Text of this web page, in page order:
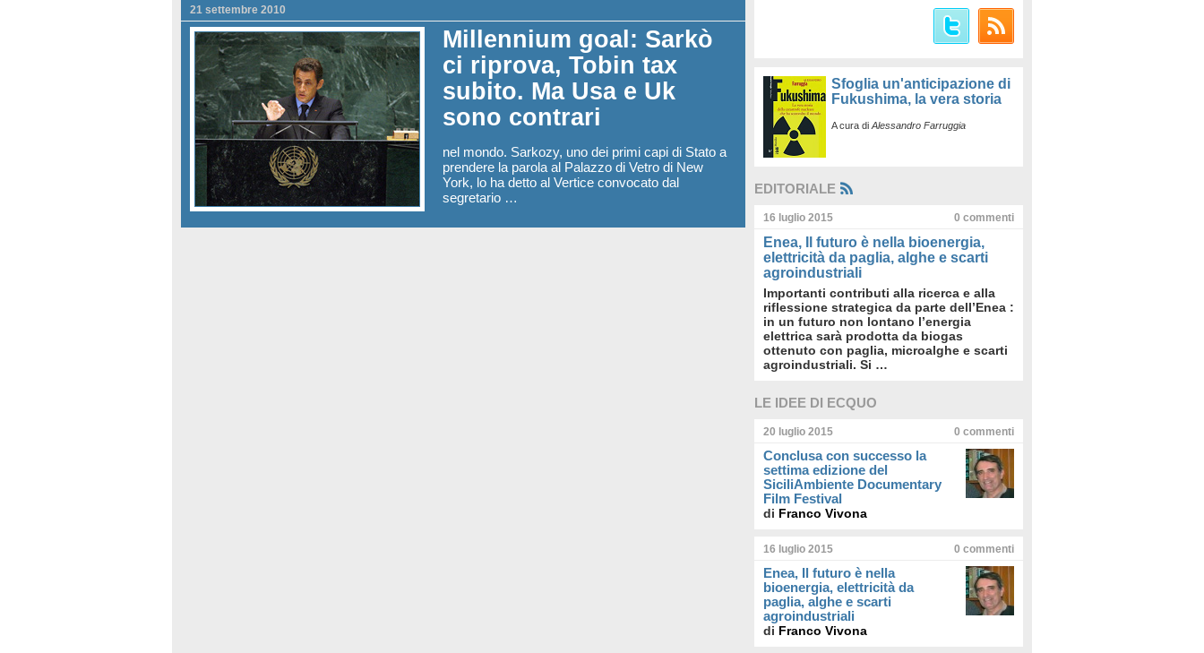
21 settembre 2010
Millennium goal: Sarkò
ci riprova, Tobin tax
subito. Ma Usa e Uk
sono contrari
nel mondo. Sarkozy, uno dei primi capi di Stato a
prendere la parola al Palazzo di Vetro di New
York, lo ha detto al Vertice convocato dal
segretario …
Sfoglia un'anticipazione di
Fukushima, la vera storia
A cura di Alessandro Farruggia
EDITORIALE
16 luglio 2015 0 commenti
Enea, Il futuro è nella bioenergia,
elettricità da paglia, alghe e scarti
agroindustriali
Importanti contributi alla ricerca e alla
riflessione strategica da parte dell’Enea :
in un futuro non lontano l’energia
elettrica sarà prodotta da biogas
ottenuto con paglia, microalghe e scarti
agroindustriali. Si …
LE IDEE DI ECQUO
20 luglio 2015 0 commenti
Conclusa con successo la
settima edizione del
SiciliAmbiente Documentary
Film Festival
di Franco Vivona
16 luglio 2015 0 commenti
Enea, Il futuro è nella
bioenergia, elettricità da
paglia, alghe e scarti
agroindustriali
di Franco Vivona